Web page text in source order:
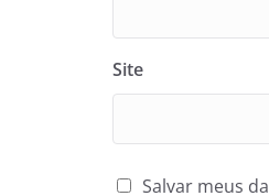
Site
Salvar meus